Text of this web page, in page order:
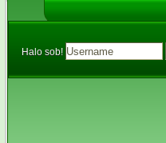
Halo sob!